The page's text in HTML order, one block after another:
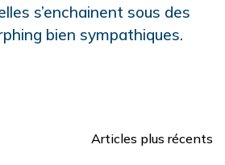
s’enchainent sous des
bien sympathiques.
Articles plus récents